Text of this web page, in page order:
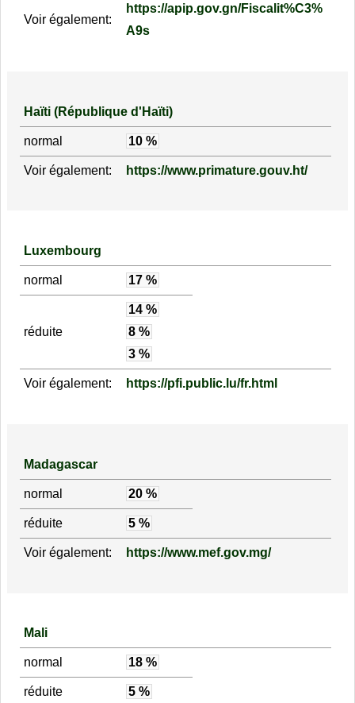
Voir également:
https://apip.gov.gn/Fiscalit%C3%
A9s
Haïti (République d'Haïti)
normal 10 %
Voir également: https://www.primature.gouv.ht/
Luxembourg
normal 17 %
réduite
14 %
8 %
3 %
Voir également: https://pfi.public.lu/fr.html
Madagascar
normal 20 %
réduite 5 %
Voir également: https://www.mef.gov.mg/
Mali
normal 18 %
réduite 5 %